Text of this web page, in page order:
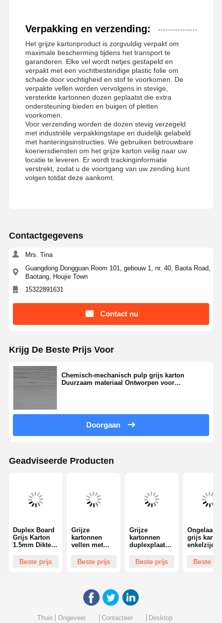
Verpakking en verzending:
Het grijze kartonproduct is zorgvuldig verpakt om
maximale bescherming tijdens het transport te
garanderen. Elke vel wordt netjes gestapeld en
verpakt met een vochtbestendige plastic folie om
schade door vochtigheid en stof te voorkomen. De
verpakte vellen worden vervolgens in stevige,
versterkte kartonnen dozen geplaatst die extra
ondersteuning bieden en buigen of pletten
voorkomen.
Voor verzending worden de dozen stevig verzegeld
met industriële verpakkingstape en duidelijk gelabeld
met hanteringsinstructies. We gebruiken betrouwbare
koeriersdiensten om het grijze karton veilig naar uw
locatie te leveren. Er wordt trackinginformatie
verstrekt, zodat u de voortgang van uw zending kunt
volgen totdat deze aankomt.
Contactgegevens
Mrs. Tina
Guangdong Dongguan Room 101, gebouw 1, nr. 40, Baota Road,
Baotang, Houjie Town
15322891631
Contact nu
Krijg De Beste Prijs Voor
Chemisch-mechanisch pulp grijs karton
Duurzaam materiaal Ontworpen voor
Doorgaan
Geadviseerde Producten
Duplex Board
Grijs Karton
1.5mm Dikte
Vorm
Geschikt voor
Beste prijs
Grijze
kartonnen
vellen met
coating,
verpakkingso
oppervlak
biedt, ideaal
voor
printvereisten
Beste prijs
Grijze
kartonnen
duplexplaat
karton,
ongecoat, met
sterkte en
veelzijdigheid
voor
plossingen
Beste prijs
Ongelaagd
grijs karton
enkelzijdig
Duurzaam
Beste
Thuis Ongeveer Contacteer Desktop